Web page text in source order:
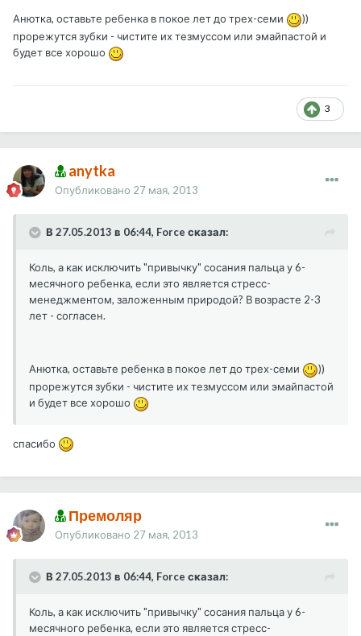
Анютка, оставьте ребенка в покое лет до трех-семи
))
прорежутся зубки - чистите их тезмуссом или эмайпастой и
будет все хорошо
3
anytka
Опубликовано 27 мая, 2013
В 27.05.2013 в 06:44, Force сказал:
Коль, а как исключить "привычку" сосания пальца у 6-
месячного ребенка, если это является стресс-
менеджментом, заложенным природой? В возрасте 2-3
лет - согласен.
Анютка, оставьте ребенка в покое лет до трех-семи
))
прорежутся зубки - чистите их тезмуссом или эмайпастой
и будет все хорошо
спасибо
Премоляр
Опубликовано 27 мая, 2013
В 27.05.2013 в 06:44, Force сказал:
Коль, а как исключить "привычку" сосания пальца у 6-
месячного ребенка, если это является стресс-